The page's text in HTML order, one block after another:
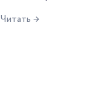
рынок, формируются
Читать →